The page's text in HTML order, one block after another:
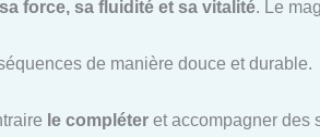
sa force, sa fluidité et sa vitalité. Le
de manière douce et durable.
le compléter et accompagner des